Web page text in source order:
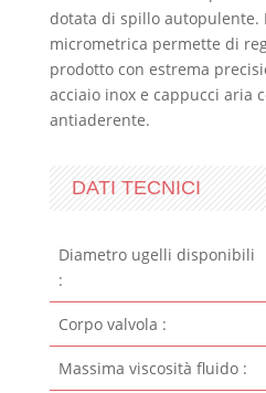
dotata di spillo autopulente.
micrometrica permette di
prodotto con estrema
acciaio inox e cappucci aria
antiaderente.
DATI TECNICI
Diametro ugelli disponibili
:
Corpo valvola :
Massima viscosità fluido :